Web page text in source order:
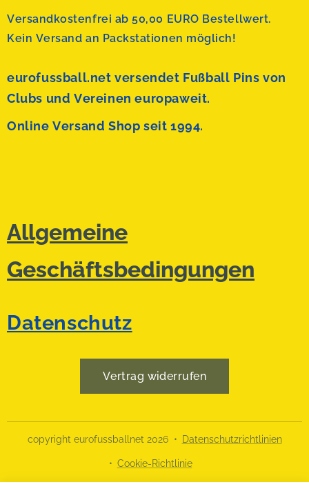
Versandkostenfrei ab 50,00 EURO Bestellwert.
Kein Versand an Packstationen möglich!
eurofussball.net versendet Fußball Pins von
Clubs und Vereinen europaweit.
Online Versand Shop seit 1994.
Allgemeine
Geschäftsbedingungen
Datenschutz
Vertrag widerrufen
copyright eurofussballnet 2026 Datenschutzrichtlinien
Cookie-Richtlinie